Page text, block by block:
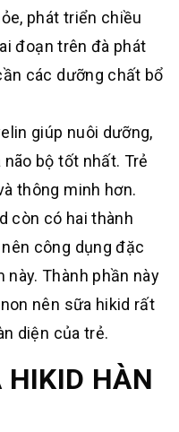
phát triển chiều
đoạn trên đà phát
các dưỡng chất bổ
giúp nuôi dưỡng,
bộ tốt nhất. Trẻ
thông minh hơn.
còn có hai thành
nên công dụng đặc
này. Thành phần này
nên sữa hikid rất
diện của trẻ.
HIKID HÀN